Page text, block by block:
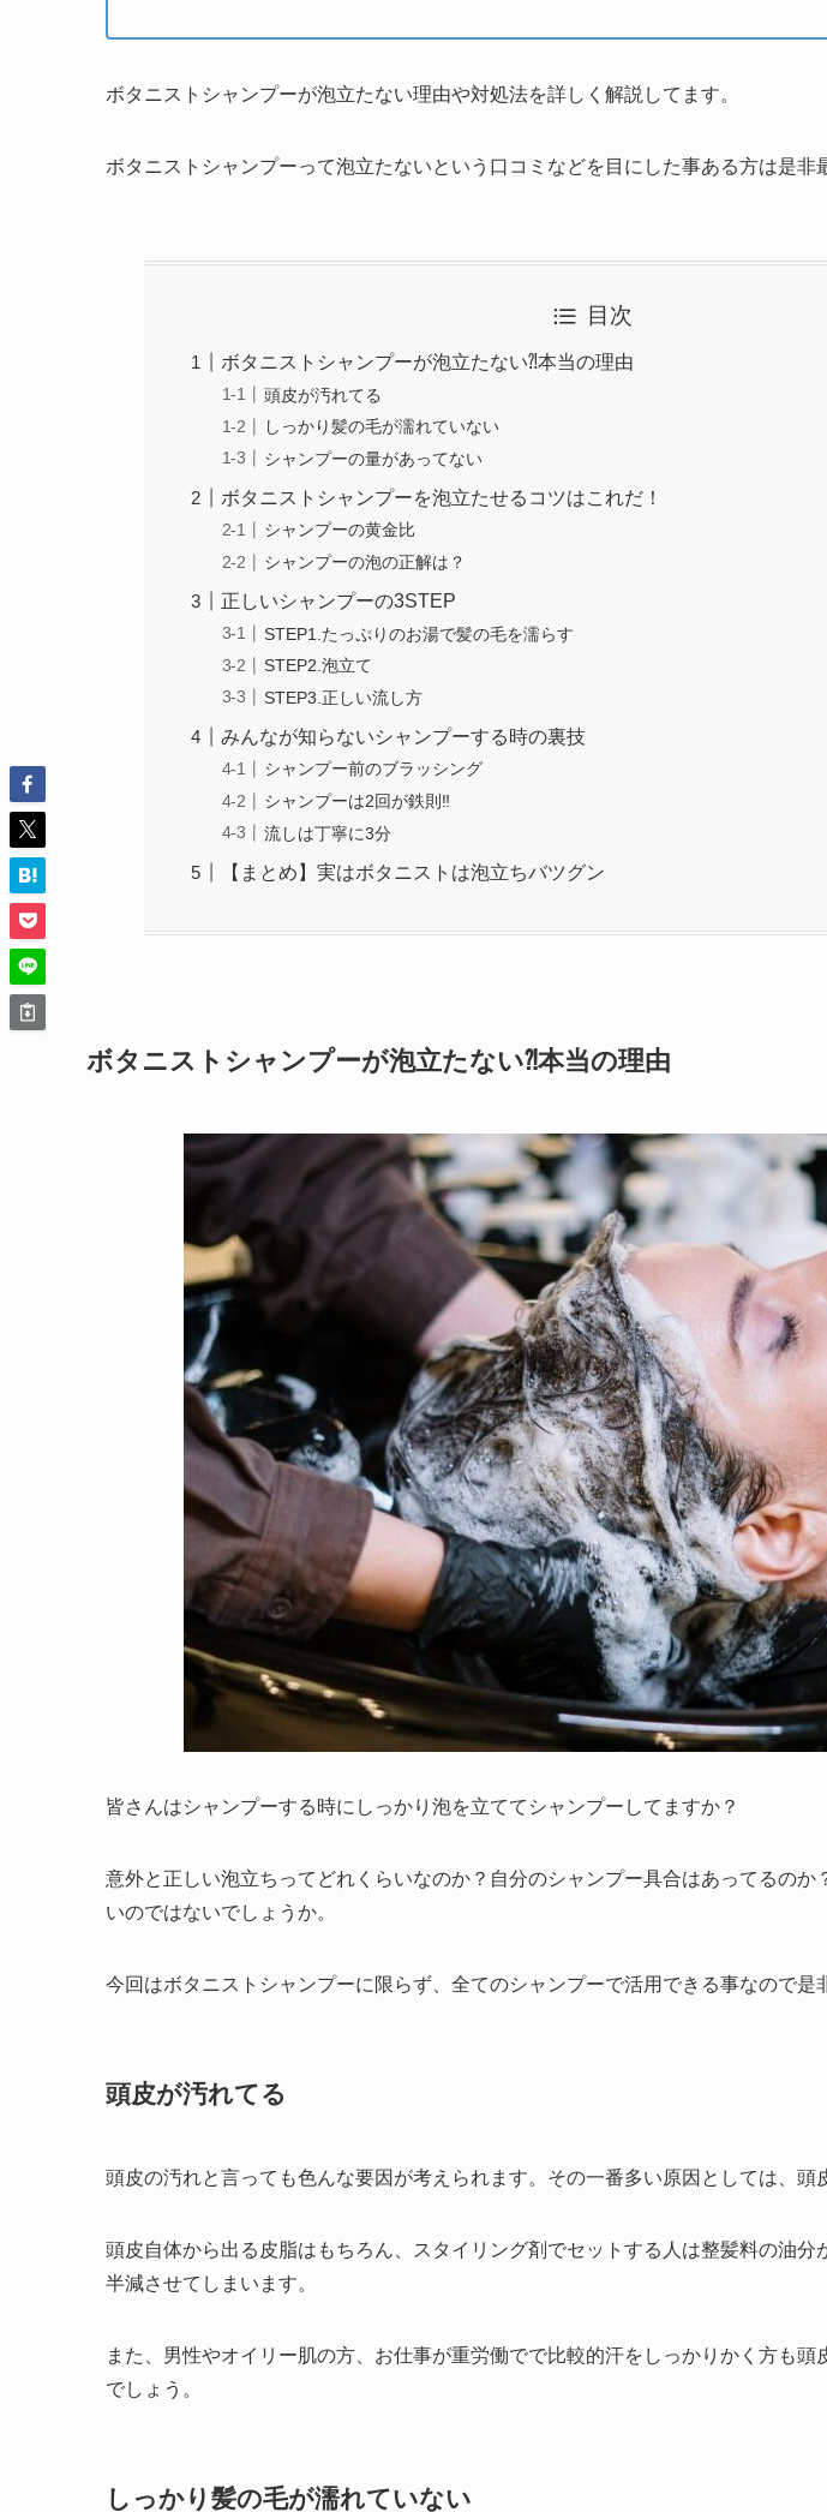
ボタニストシャンプーが泡立たない理由や対処法を詳しく解説してます。
ボタニストシャンプーって泡立たないという口コミなどを目にした事ある方は是非
目次
ボタニストシャンプーが泡立たない⁈本当の理由
頭皮が汚れてる
しっかり髪の毛が濡れていない
シャンプーの量があってない
ボタニストシャンプーを泡立たせるコツはこれだ！
シャンプーの黄金比
シャンプーの泡の正解は？
正しいシャンプーの3STEP
STEP1.たっぷりのお湯で髪の毛を濡らす
STEP2.泡立て
STEP3.正しい流し方
みんなが知らないシャンプーする時の裏技
シャンプー前のブラッシング
シャンプーは2回が鉄則‼
流しは丁寧に3分
【まとめ】実はボタニストは泡立ちバツグン
ボタニストシャンプーが泡立たない⁈本当の理由
皆さんはシャンプーする時にしっかり泡を立ててシャンプーしてますか？
意外と正しい泡立ちってどれくらいなのか？自分のシャンプー具合はあってるのか
いのではないでしょうか。
今回はボタニストシャンプーに限らず、全てのシャンプーで活用できる事なので是
頭皮が汚れてる
頭皮の汚れと言っても色んな要因が考えられます。その一番多い原因としては、頭
頭皮自体から出る皮脂はもちろん、スタイリング剤でセットする人は整髪料の油分
半減させてしまいます。
また、男性やオイリー肌の方、お仕事が重労働でで比較的汗をしっかりかく方も頭
でしょう。
しっかり髪の毛が濡れていない